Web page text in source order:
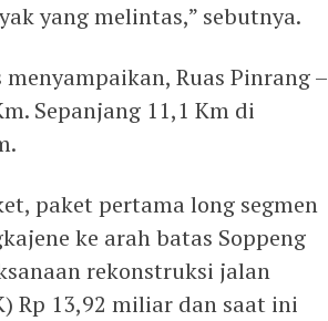
yang melintas,” sebutnya.
Ruas Pinrang –
Sepanjang 11,1 Km di
paket pertama long segmen
ke arah batas Soppeng
rekonstruksi jalan
Rp 13,92 miliar dan saat ini